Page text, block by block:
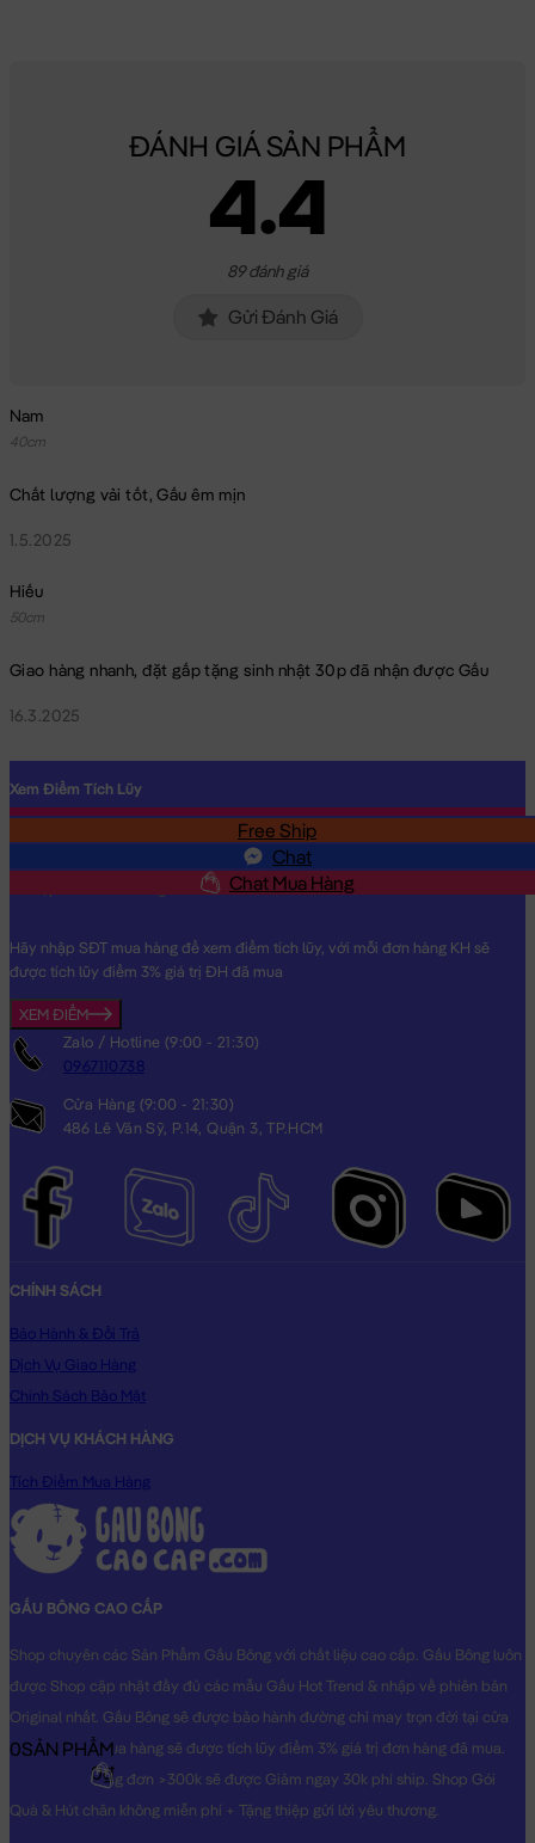
Gấu Bông Lena cosplay Stitch Tím có mền 2in1
Gấu Bông Lena cosplay Stitch Tím có mền 2in1 đang nằm trong
danh sách những sản phẩmGấu Bông Lena
Gấu Bông Lena cosplay Stitch Tím có mền 2in1
1 kích thước Gấu Bông lớn nhỏ khác nhau: 55cm
Gấu Ngồi (có chân): được đo từ đầu đến mông + từ
mông đến chân (Theo chữ L)
Gấu Dài: được đo từ đầu đến phần dài cuối cùng
ĐÁNH GIÁ SẢN PHẨM
4.4
89 đánh giá
Gửi Đánh Giá
Nam
40cm
Chất lượng vải tốt, Gấu êm mịn
1.5.2025
Hiếu
50cm
Giao hàng nhanh, đặt gấp tặng sinh nhật 30p đã nhận được Gấu
16.3.2025
Free Ship
Chat
Chat Mua Hàng
Xem Điểm Tích Lũy
Hãy nhập SĐT mua hàng để xem điểm tích lũy, với mỗi đơn hàng KH sẽ
được tích lũy điểm 3% giá trị ĐH đã mua
XEM ĐIỂM
Zalo / Hotline (9:00 - 21:30)
0967110738
Cửa Hàng (9:00 - 21:30)
486 Lê Văn Sỹ, P.14, Quận 3, TP.HCM
CHÍNH SÁCH
Bảo Hành & Đổi Trả
Dịch Vụ Giao Hàng
Chính Sách Bảo Mật
DỊCH VỤ KHÁCH HÀNG
Tích Điểm Mua Hàng
GẤU BÔNG CAO CẤP
Shop chuyên các Sản Phẩm Gấu Bông với chất liệu cao cấp. Gấu Bông luôn
được Shop cập nhật đầy đủ các mẫu Gấu Hot Trend & nhập về phiên bản
Original nhất. Gấu Bông sẽ được bảo hành đường chỉ may trọn đời tại cửa
hàng, Khách mua hàng sẽ được tích lũy điểm 3% giá trị đơn hàng đã mua.
Khách mua hàng đơn >300k sẽ được Giảm ngay 30k phí ship. Shop Gói
Quà & Hút chân không miễn phí + Tặng thiệp gửi lời yêu thương.
0SẢN PHẨM
0₫